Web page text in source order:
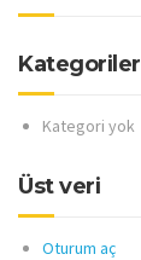
Kategoriler
Kategori yok
Üst veri
Oturum aç